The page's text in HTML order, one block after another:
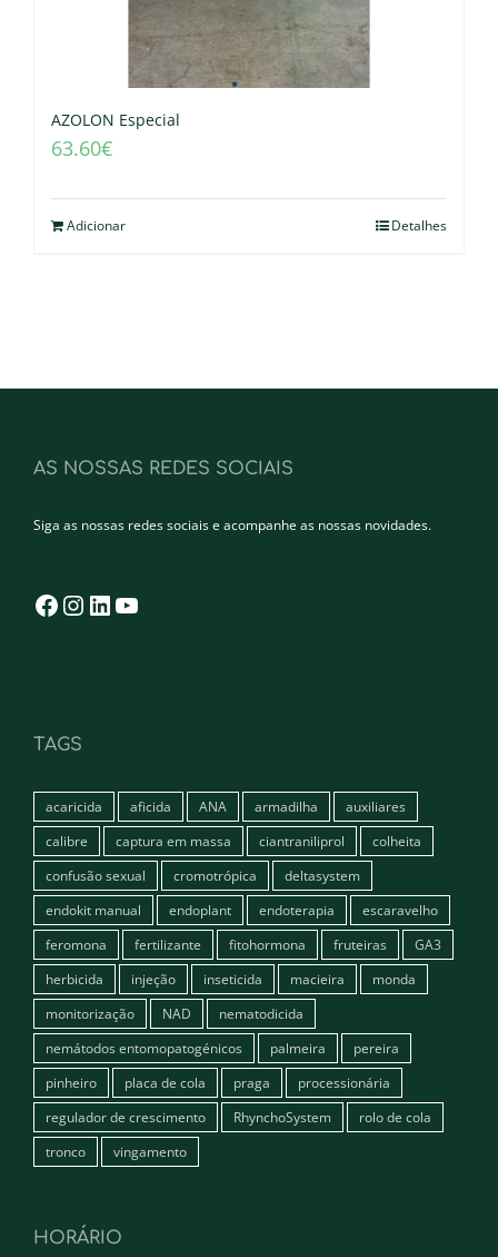
AZOLON Especial
63.60€
Adicionar Detalhes
AS NOSSAS REDES SOCIAIS
Siga as nossas redes sociais e acompanhe as nossas novidades.
Facebook
Instagram
LinkedIn
TAGS
acaricida aficida ANA armadilha
auxiliares
calibre
captura em massa ciantraniliprol
colheita
confusão sexual
cromotrópica
deltasystem
endokit manual
endoplant endoterapia
escaravelho
feromona
fertilizante fitohormona fruteiras
GA3
herbicida
injeção inseticida macieira
monda
monitorização
NAD
nematodicida
nemátodos entomopatogénicos
palmeira
pereira
pinheiro
placa de cola praga
processionária
regulador de crescimento
RhynchoSystem
rolo de cola
tronco
vingamento
HORÁRIO